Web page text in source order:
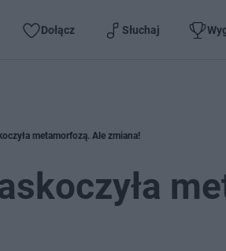
Dołącz Słuchaj
metamorfozą. Ale zmiana!